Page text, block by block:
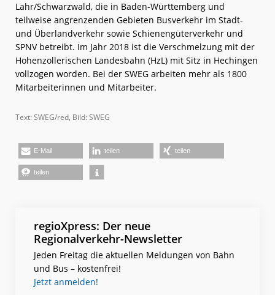
Lahr/Schwarzwald, die in Baden-Württemberg und
teilweise angrenzenden Gebieten Busverkehr im Stadt-
und Überlandverkehr sowie Schienengüterverkehr und
SPNV betreibt. Im Jahr 2018 ist die Verschmelzung mit der
Hohenzollerischen Landesbahn (HzL) mit Sitz in Hechingen
vollzogen worden. Bei der SWEG arbeiten mehr als 1800
Mitarbeiterinnen und Mitarbeiter.
Text: SWEG/red, Bild: SWEG
E-Mail teilen teilen
teilen
regioXpress: Der neue
Regionalverkehr-Newsletter
Jeden Freitag die aktuellen Meldungen von Bahn
und Bus – kostenfrei!
Jetzt anmelden!